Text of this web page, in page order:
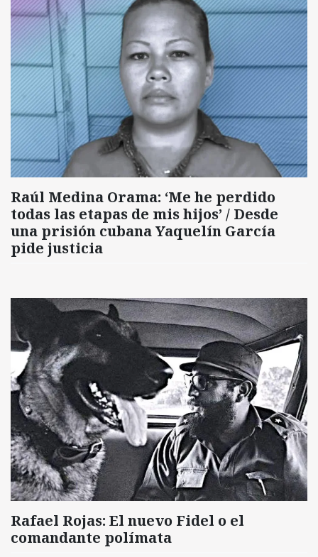
Raúl Medina Orama: ‘Me he perdido
todas las etapas de mis hijos’ / Desde
una prisión cubana Yaquelín García
pide justicia
Rafael Rojas: El nuevo Fidel o el
comandante polímata